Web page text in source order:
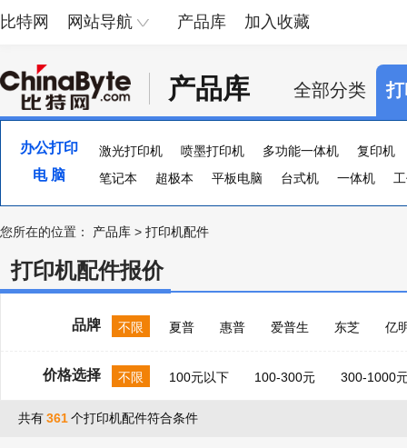
比特网 网站导航 产品库 加入收藏
产品库 全部分类
办公打印 激光打印机 喷墨打印机 多功能一体机
复印机
便携照片打印机
页宽打印机 证卡打印机 大幅
电 脑 笔记本 超极本 平板电脑 台式机 一体机
您所在的位置： 产品库 > 打印机配件
打印机配件报价
品牌 不限 夏普 惠普 爱普生 东芝 亿
价格选择 不限 100元以下 100-300元 300-1000
共有361个打印机配件符合条件